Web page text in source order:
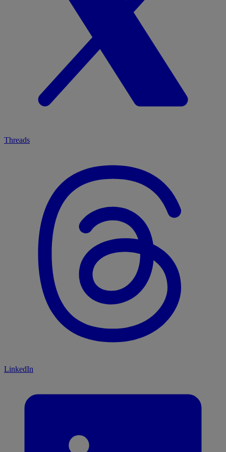
Threads
LinkedIn